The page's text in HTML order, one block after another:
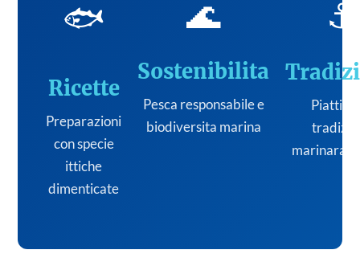
🐟
Ricette
Preparazioni
con specie
ittiche
dimenticate
🌊
Sostenibilita
Pesca responsabile e
biodiversita marina
⚓
Piatti
marinara